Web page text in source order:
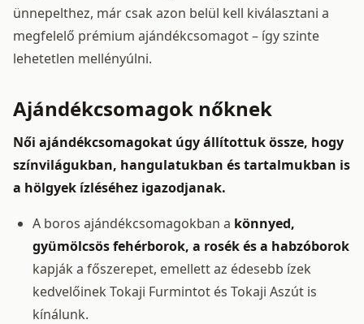
ünnepelthez, már csak azon belül kell kiválasztani a
megfelelő prémium ajándékcsomagot – így szinte
lehetetlen mellényúlni.
Ajándékcsomagok nőknek
Női ajándékcsomagokat úgy állítottuk össze, hogy
színvilágukban, hangulatukban és tartalmukban is
a hölgyek ízléséhez igazodjanak.
A boros ajándékcsomagokban a könnyed,
gyümölcsös fehérborok, a rosék és a habzóborok
kapják a főszerepet, emellett az édesebb ízek
kedvelőinek Tokaji Furmintot és Tokaji Aszút is
kínálunk.